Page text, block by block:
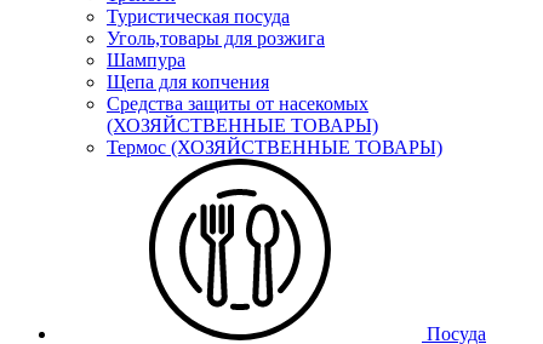
Туристическая посуда
Уголь,товары для розжига
Шампура
Щепа для копчения
Средства защиты от насекомых
(ХОЗЯЙСТВЕННЫЕ ТОВАРЫ)
Термос (ХОЗЯЙСТВЕННЫЕ ТОВАРЫ)
Посуда